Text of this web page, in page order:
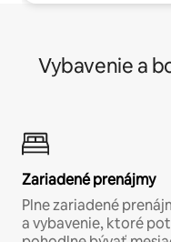
Vybavenie a
Zariadené prenájmy
Plne zariadené
a vybavenie, ktoré